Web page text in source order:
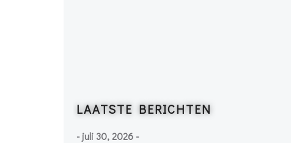
LAATSTE BERICHTEN
- juli 30, 2026 -